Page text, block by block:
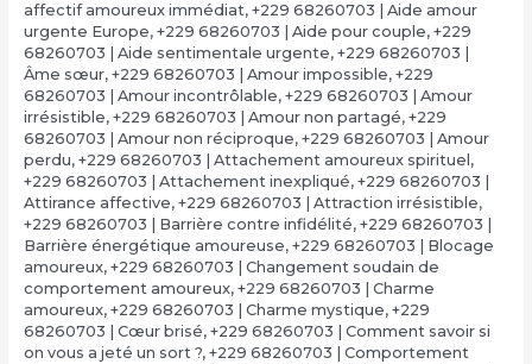
affectif amoureux immédiat, +229 68260703 | Aide amour
urgente Europe, +229 68260703 | Aide pour couple, +229
68260703 | Aide sentimentale urgente, +229 68260703 |
Âme sœur, +229 68260703 | Amour impossible, +229
68260703 | Amour incontrôlable, +229 68260703 | Amour
irrésistible, +229 68260703 | Amour non partagé, +229
68260703 | Amour non réciproque, +229 68260703 | Amour
perdu, +229 68260703 | Attachement amoureux spirituel ,
+229 68260703 | Attachement inexpliqué, +229 68260703 |
Attirance affective, +229 68260703 | Attraction irrésistible,
+229 68260703 | Barrière contre infidélité, +229 68260703 |
Barrière énergétique amoureuse, +229 68260703 | Blocage
amoureux, +229 68260703 | Changement soudain de
comportement amoureux, +229 68260703 | Charme
amoureux, +229 68260703 | Charme mystique, +229
68260703 | Cœur brisé, +229 68260703 | Comment savoir si
on vous a jeté un sort ?, +229 68260703 | Comportement